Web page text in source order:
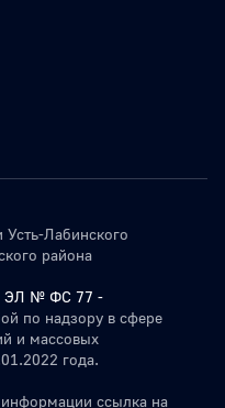
Лабинского
района
ЭЛ № ФС 77 -
по надзору в сфере
и массовых
года.
ссылка на